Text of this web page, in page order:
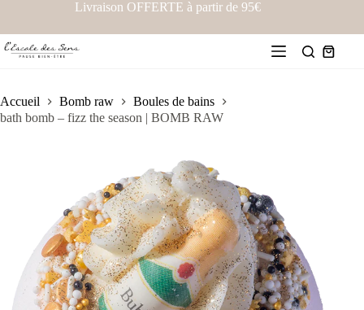
Livraison OFFERTE à partir de 95€
Accueil Bomb raw
Boules de bains
bath bomb – fizz the season | BOMB RAW